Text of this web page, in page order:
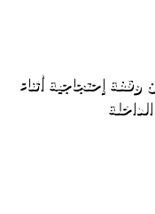
وقفة إحتجاجية أثناء